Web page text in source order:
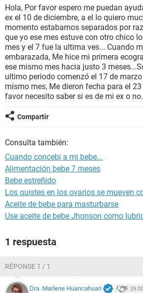
BIENESTAR
SEXUALIDAD
GLOSARIO
Hola, Por favor espero me puedan
ex el 10 de diciembre, a el lo quiero
momento estabamos separados por
que yo ese mes estuve con otro chico
mes y el 7 fue la ultima ves... Cuando
embarazada, Me hice mi primera
ese mismo mes hacia justo 3
ultimo periodo comenzó el 17 de
mismo mes, Me dieron fecha para el
favor necesito saber si es de mi ex o
Compartir
Consulta también:
Cuando concebi a mi bebe...
Alimentación bebe 7 meses
Bebe estreñido
Los quistes en los ovarios se mueven
Aceite de bebe para masturbarse
Use aceite de bebe Jhonson como
1 respuesta
RÉPONSE 1 / 1
Dra. Marlene Huancahuari